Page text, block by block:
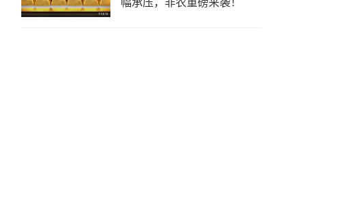
幅承压，非农重磅来袭！